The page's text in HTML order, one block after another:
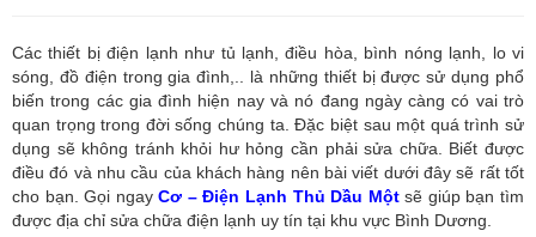
Các thiết bị điện lạnh như tủ lạnh, điều hòa, bình nóng lạnh, lo vi
sóng, đồ điện trong gia đình,.. là những thiết bị được sử dụng phổ
biến trong các gia đình hiện nay và nó đang ngày càng có vai trò
quan trọng trong đời sống chúng ta. Đặc biệt sau một quá trình sử
dụng sẽ không tránh khỏi hư hỏng cần phải sửa chữa. Biết được
điều đó và nhu cầu của khách hàng nên bài viết dưới đây sẽ rất tốt
cho bạn. Gọi ngayCơ – Điện Lạnh Thủ Dầu Một sẽ giúp bạn tìm
được địa chỉ sửa chữa điện lạnh uy tín tại khu vực Bình Dương.